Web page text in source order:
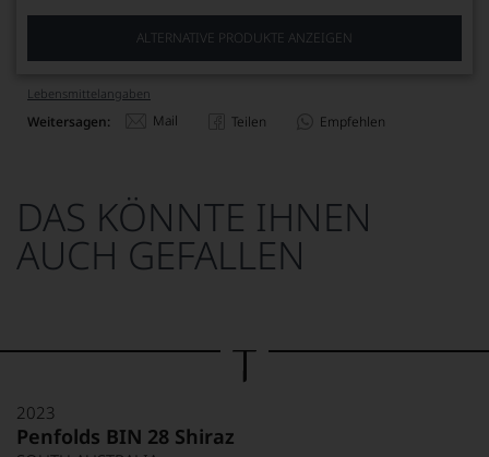
ALTERNATIVE PRODUKTE ANZEIGEN
Lebensmittel­angaben
Weitersagen: Mail Teilen Empfehlen
DAS KÖNNTE IHNEN
AUCH GEFALLEN
2023
Penfolds BIN 28 Shiraz